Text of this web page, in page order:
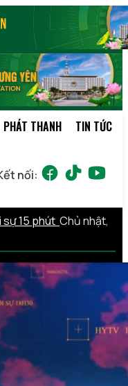
PHÁT THANH TIN TỨC
nối:
sự 15 phút Chủ nhật,